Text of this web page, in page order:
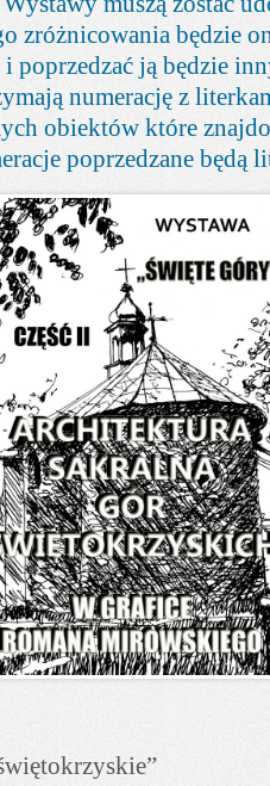
zróżnicowania będzie
poprzedzać ją będzie
numerację z
obiektów które
poprzedzane będą